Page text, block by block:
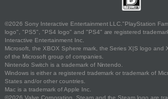
©2026 Sony Interactive Entertainment LLC."PlayStation
logo", "PS5", "PS4 logo" and "PS4" are registered
Interactive Entertainment Inc.
Microsoft, the XBOX Sphere mark, the Series X|S logo and
of the Microsoft group of companies.
Nintendo Switch is a trademark of Nintendo.
Windows is either a registered trademark or trademark of
States and/or other countries.
Mac is a trademark of Apple Inc.
©2026 Valve Corporation. Steam and the Steam logo are